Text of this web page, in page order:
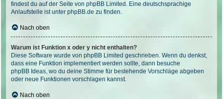
findest du auf der Seite von phpBB Limited . Eine deutschsprachige
Anlaufstelle ist unter phpBB.de zu finden.
Nach oben
Warum ist Funktion x oder y nicht enthalten?
Diese Software wurde von phpBB Limited geschrieben. Wenn du denkst,
dass eine Funktion implementiert werden sollte, dann besuche
phpBB Ideas, wo du deine Stimme für bestehende Vorschläge abgeben
oder neue Funktionen vorschlagen kannst.
Nach oben